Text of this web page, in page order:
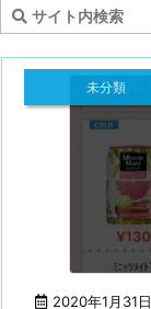
2020年1月31日
未分類